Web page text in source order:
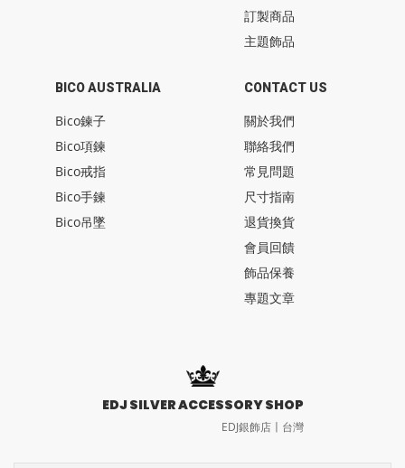
BICO AUSTRALIA
Bico鍊子
Bico項鍊
Bico戒指
Bico手鍊
Bico吊墜
訂製商品
主題飾品
CONTACT US
關於我們
聯絡我們
常見問題
尺寸指南
退貨換貨
會員回饋
飾品保養
專題文章
EDJ SILVER ACCESSORY SHOP
EDJ銀飾店〡台灣